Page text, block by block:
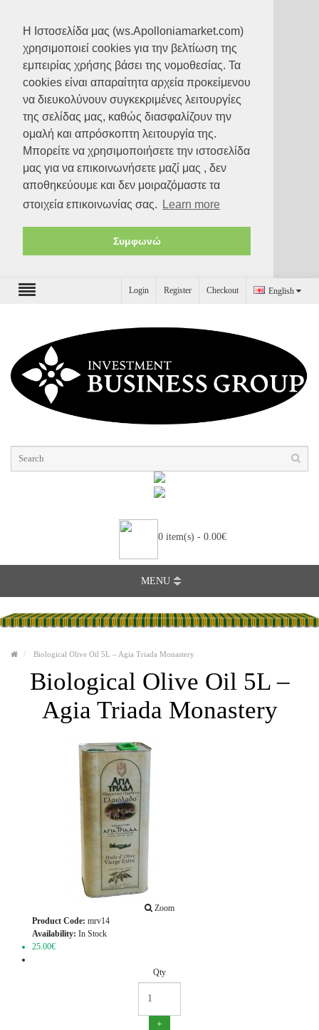
Η Ιστοσελίδα μας (ws.Apolloniamarket.com)
χρησιμοποιεί cookies για την βελτίωση της
εμπειρίας χρήσης βάσει της νομοθεσίας. Τα
coοkies είναι απαραίτητα αρχεία προκείμενου
να διευκολύνουν συγκεκριμένες λειτουργίες
της σελίδας μας, καθώς διασφαλίζουν την
ομαλή και απρόσκοπτη λειτουργία της.
Μπορείτε να χρησιμοποιήσετε την ιστοσελίδα
μας για να επικοινωνήσετε μαζί μας , δεν
αποθηκεύουμε και δεν μοιραζόμαστε τα
στοιχεία επικοινωνίας σας.
Learn more
Συμφωνώ
Login Register Checkout English
0 item(s) - 0.00€
MENU
Biological Olive Oil 5L – Agia Triada Monastery
Biological Olive Oil 5L –
Agia Triada Monastery
Zoom
Product Code: mrv14
Availability: In Stock
25.00€
Qty
+